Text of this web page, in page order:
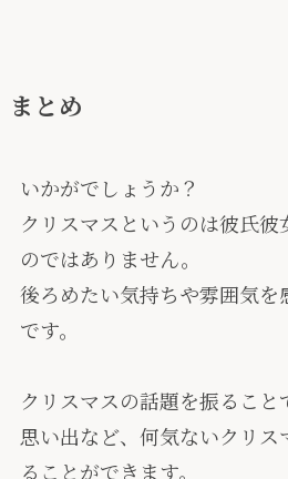
まとめ
いかがでしょうか？
クリスマスというのは彼氏彼
のではありません。
後ろめたい気持ちや雰囲気を
です。
クリスマスの話題を振るこ
思い出など、何気ないクリ
ることができます。